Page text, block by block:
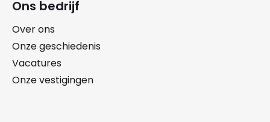
Ons bedrijf
Over ons
Onze geschiedenis
Vacatures
Onze vestigingen